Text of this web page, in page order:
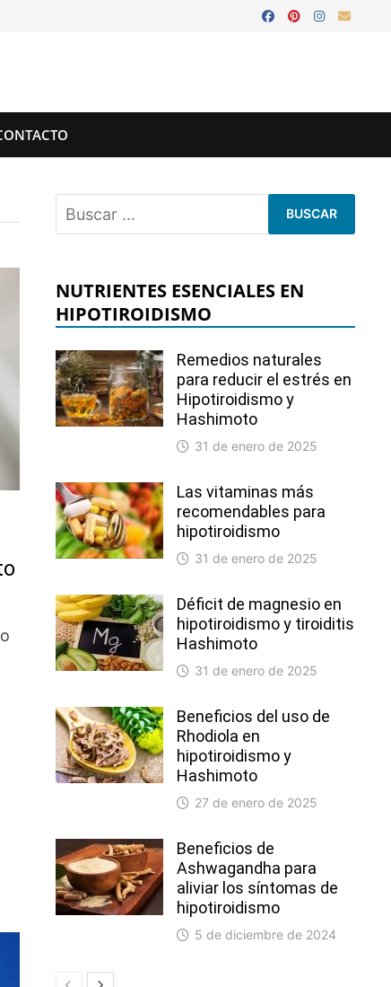
Buscar:
NUTRIENTES ESENCIALES EN
HIPOTIROIDISMO
Remedios naturales
para reducir el estrés en
Hipotiroidismo y
Hashimoto
31 de enero de 2025
Las vitaminas más
recomendables para
hipotiroidismo
31 de enero de 2025
Déficit de magnesio en
hipotiroidismo y tiroiditis
Hashimoto
31 de enero de 2025
Beneficios del uso de
Rhodiola en
hipotiroidismo y
Hashimoto
27 de enero de 2025
Beneficios de
Ashwagandha para
aliviar los síntomas de
hipotiroidismo
5 de diciembre de 2024